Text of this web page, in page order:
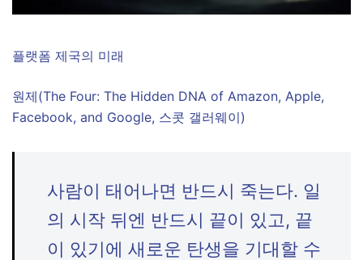
플랫폼 제국의 미래
원제(The Four: The Hidden DNA of Amazon, Apple,
Facebook, and Google, 스콧 갤러웨이)
사람이 태어나면 반드시 죽는다. 일
의 시작 뒤엔 반드시 끝이 있고, 끝
이 있기에 새로운 탄생을 기대할 수